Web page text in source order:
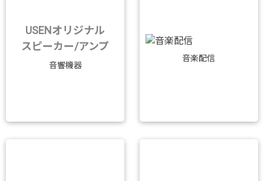
USENオリジナル
スピーカー/アンプ
音響機器
音楽配信